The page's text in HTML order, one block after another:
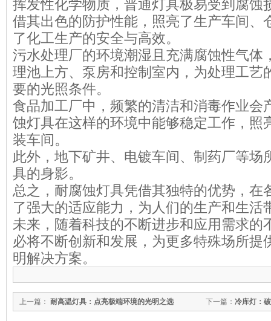
挥发性化学物质，普通灯具极易受到腐蚀
借其出色的防护性能，照亮了生产车间、
了化工生产的安全与高效。
污水处理厂的环境潮湿且充满腐蚀性气体
理池上方、泵房和控制室内，为处理工艺
要的光照条件。
食品加工厂中，频繁的清洁和消毒作业会
蚀灯具在这样的环境中能够稳定工作，照
装车间。
此外，地下矿井、电镀车间、制药厂等场
具的身影。
总之，耐腐蚀灯具凭借其独特的优势，在
了强大的适应能力，为人们的生产和生活
未来，随着科技的不断进步和应用需求的
必将不断创新和发展，为更多特殊场所提
明解决方案。
下一篇： 冷库灯：
上一篇： 耐高温灯具：点亮极端环境的光明之选